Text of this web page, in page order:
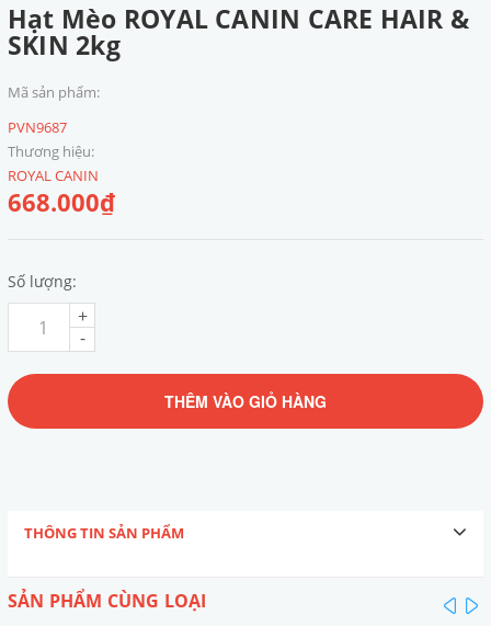
Hạt Mèo ROYAL CANIN CARE HAIR &
SKIN 2kg
Mã sản phẩm:
PVN9687
Thương hiệu:
ROYAL CANIN
668.000₫
Số lượng:
-
+
THÊM VÀO GIỎ HÀNG
THÔNG TIN SẢN PHẨM
SẢN PHẨM CÙNG LOẠI